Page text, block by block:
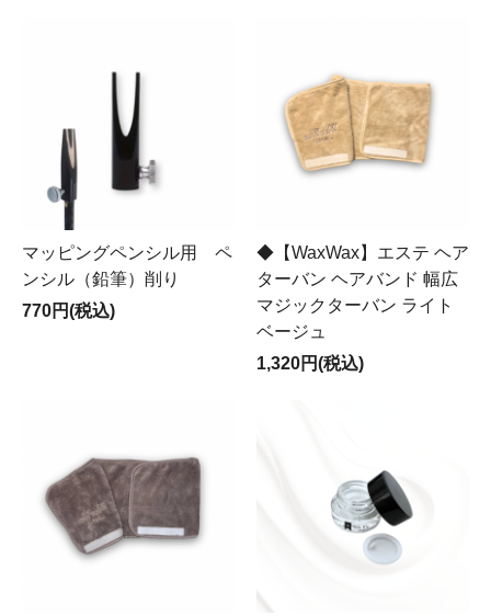
マッピングペンシル用 ペ
ンシル（鉛筆）削り
770円(税込)
◆【WaxWax】エステ ヘア
ターバン ヘアバンド 幅広
マジックターバン ライト
ベージュ
1,320円(税込)